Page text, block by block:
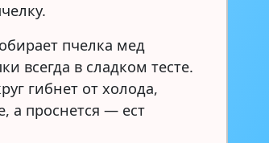
пчелка мед
всегда в сладком тесте.
гибнет от холода,
а проснется — ест